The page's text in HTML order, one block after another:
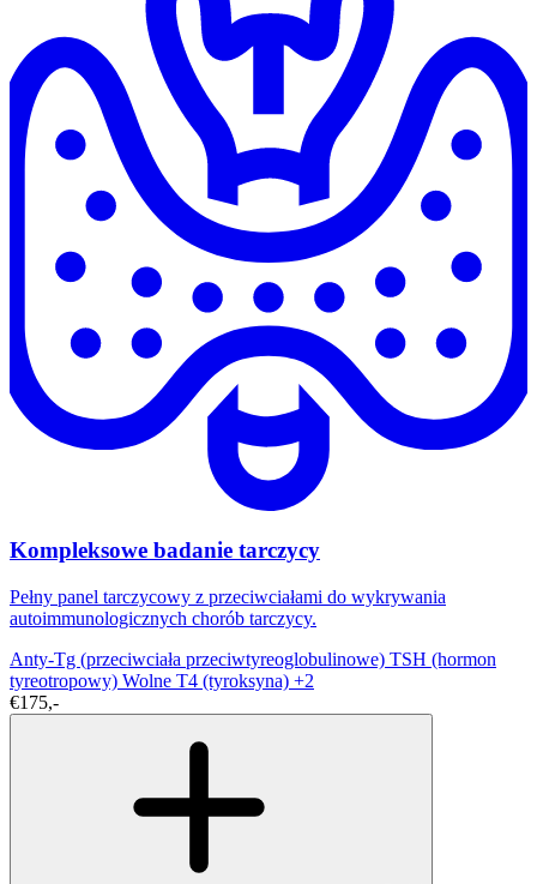
Kompleksowe badanie tarczycy
Pełny panel tarczycowy z przeciwciałami do wykrywania
autoimmunologicznych chorób tarczycy.
Anty-Tg (przeciwciała przeciwtyreoglobulinowe) TSH (hormon
tyreotropowy) Wolne T4 (tyroksyna) +2
€175,-